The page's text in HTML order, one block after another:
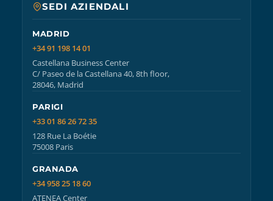
SEDI AZIENDALI
MADRID
+34 91 198 14 01
Castellana Business Center
C/ Paseo de la Castellana 40, 8th floor,
28046, Madrid
PARIGI
+33 01 86 26 72 35
128 Rue La Boétie
75008 Paris
GRANADA
+34 958 25 18 60
ATENEA Center